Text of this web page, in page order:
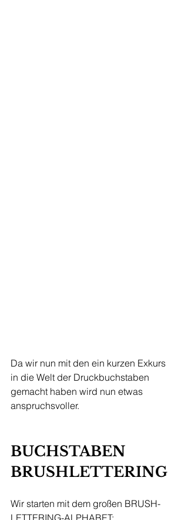
Da wir nun mit den ein kurzen Exkurs
in die Welt der Druckbuchstaben
gemacht haben wird nun etwas
anspruchsvoller.
BUCHSTABEN
BRUSHLETTERING
Wir starten mit dem großen BRUSH-
LETTERING-ALPHABET: